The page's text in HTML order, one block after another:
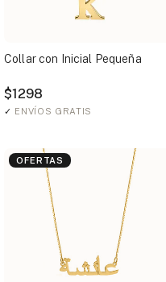
Collar con Inicial Pequeña
$1298
✓ ENVÍOS GRATIS
OFERTAS